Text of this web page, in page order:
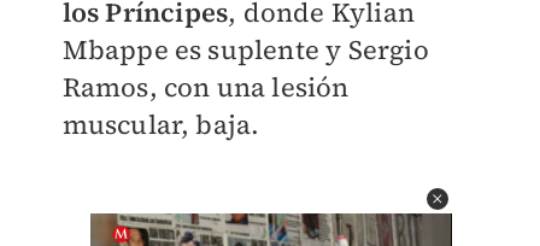
los Príncipes, donde Kylian
Mbappe es suplente y Sergio
Ramos, con una lesión
muscular, baja.